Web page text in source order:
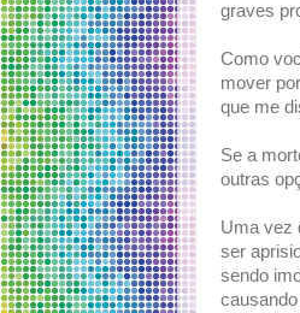
graves
Como
mover
que me
Se a
outras
Uma vez
ser
sendo